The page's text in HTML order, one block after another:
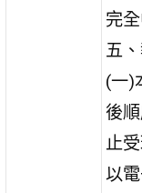
完
五
(一)
後
止
以